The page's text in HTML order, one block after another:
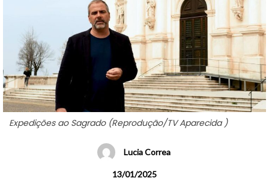
Expedições ao Sagrado (Reprodução/TV Aparecida )
Lucia Correa
13/01/2025